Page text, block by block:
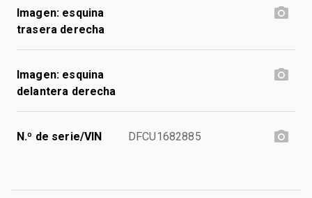
Imagen: esquina
trasera derecha
Imagen: esquina
delantera derecha
N.º de serie/VIN DFCU1682885